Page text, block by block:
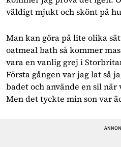
väldigt mjukt och skönt på
Man kan göra på lite olika
oatmeal bath så kommer
vara en vanlig grej i
Första gången var jag lat så
badet och använde en sil
Men det tyckte min son var